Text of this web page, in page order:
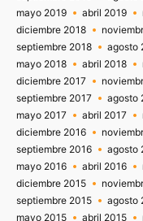
mayo 2019
abril 2019
diciembre 2018
septiembre 2018
agosto
mayo 2018
abril 2018
diciembre 2017
septiembre 2017
agosto
mayo 2017
abril 2017
diciembre 2016
septiembre 2016
agosto
mayo 2016
abril 2016
diciembre 2015
septiembre 2015
agosto
mayo 2015
abril 2015